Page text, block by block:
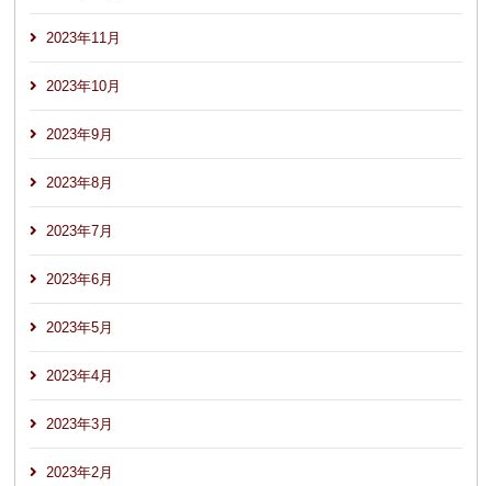
2023年11月
2023年10月
2023年9月
2023年8月
2023年7月
2023年6月
2023年5月
2023年4月
2023年3月
2023年2月